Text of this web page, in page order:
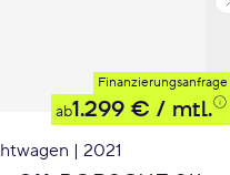
Finanzierungsanfrage
ab1.299 € / mtl.
| 2021